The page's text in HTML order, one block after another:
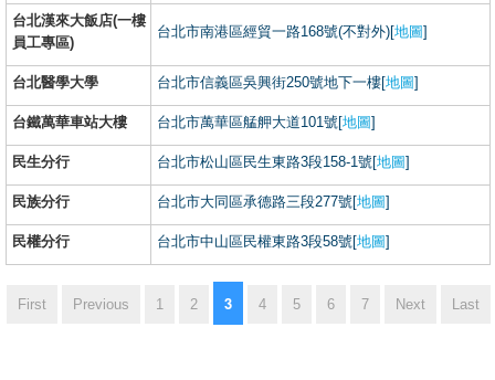
台北漢來大飯店(一樓
員工專區)
台北市南港區經貿一路168號(不對外)[地圖]
台北醫學大學 台北市信義區吳興街250號地下一樓[地圖]
台鐵萬華車站大樓 台北市萬華區艋舺大道101號[地圖]
民生分行 台北市松山區民生東路3段158-1號[地圖]
民族分行 台北市大同區承德路三段277號[地圖]
民權分行 台北市中山區民權東路3段58號[地圖]
First Previous 1 2 3 4 5 6 7 Next Last